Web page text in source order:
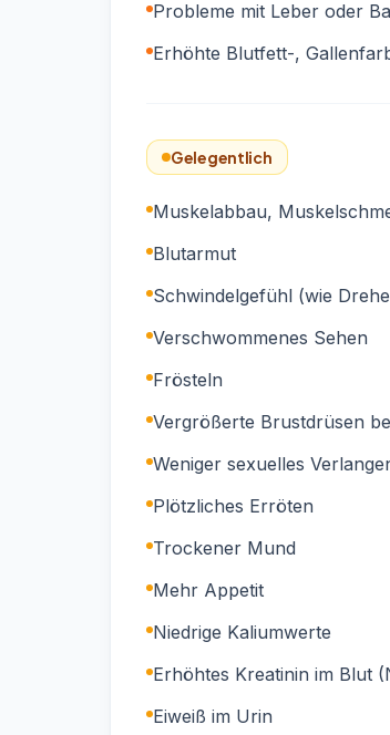
Probleme mit Leber oder
Erhöhte Blutfett-,
Gelegentlich
Muskelabbau,
Blutarmut
Schwindelgefühl (wie
Verschwommenes Sehen
Frösteln
Vergrößerte Brustdrüsen
Weniger sexuelles
Plötzliches Erröten
Trockener Mund
Mehr Appetit
Niedrige Kaliumwerte
Erhöhtes Kreatinin im Blut
Eiweiß im Urin